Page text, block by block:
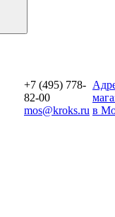
+7 (495) 778-
82-00
mos@kroks.ru в